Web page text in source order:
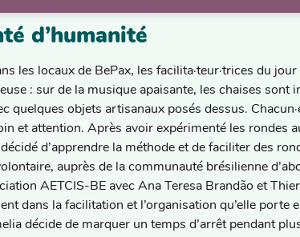
d’humanité
les locaux de BePax, les facilita·teur·trices du
: sur de la musique apaisante, les chaises sont
quelques objets artisanaux posés dessus.
et attention. Après avoir expérimenté les rondes
d’apprendre la méthode et de faciliter des
auprès de la communauté brésilienne
AETCIS-BE avec Ana Teresa Brandão et
dans la facilitation et l’organisation qu’elle porte
décide de marquer un temps d’arrêt pendant